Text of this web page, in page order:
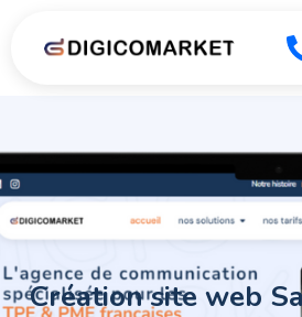
Création site web